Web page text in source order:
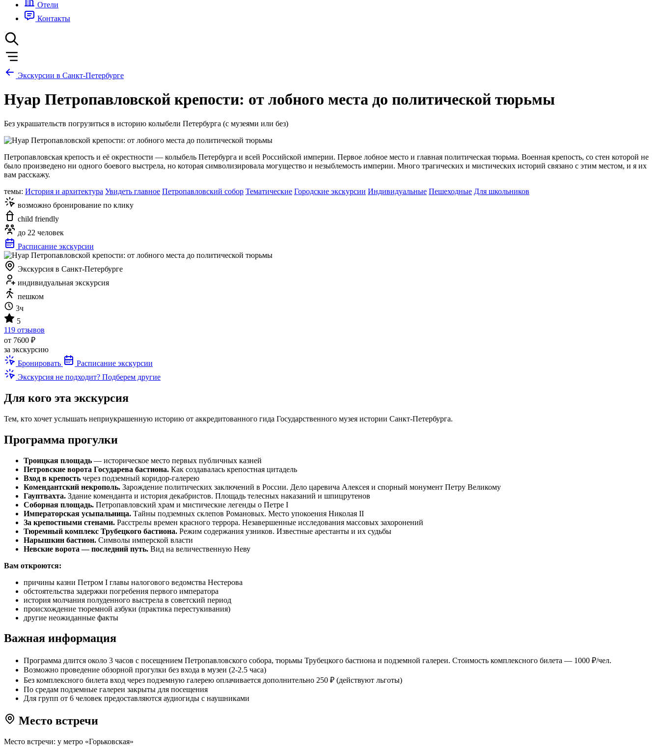
Отели
Контакты
Экскурсии в Санкт-Петербурге
Нуар Петропавловской крепости: от лобного места до политической тюрьмы
Без украшательств погрузиться в историю колыбели Петербурга (с музеями или без)
Петропавловская крепость и её окрестности — колыбель Петербурга и всей Российской империи. Первое лобное место и главная политическая тюрьма. Военная крепость, со стен которой не
было произведено ни одного боевого выстрела, но которая символизировала могущество и незыблемость империи. Много трагических и мистических историй связано с этим местом, и я их
вам расскажу.
темы: История и архитектура Увидеть главное Петропавловский собор Тематические Городские экскурсии Индивидуальные Пешеходные Для школьников
возможно бронирование по клику
child friendly
до 22 человек
Расписание экскурсии
Экскурсия в Санкт-Петербурге
индивидуальная экскурсия
пешком
3ч
5
119 отзывов
от 7600 ₽
за экскурсию
Бронировать
Расписание экскурсии
Экскурсия не подходит? Подберем другие
Для кого эта экскурсия
Тем, кто хочет услышать неприукрашенную историю от аккредитованного гида Государственного музея истории Санкт-Петербурга.
Программа прогулки
Троицкая площадь — историческое место первых публичных казней
Петровские ворота Государева бастиона. Как создавалась крепостная цитадель
Вход в крепость через подземный коридор-галерею
Комендантский некрополь. Зарождение политических заключений в России. Дело царевича Алексея и спорный монумент Петру Великому
Гауптвахта. Здание коменданта и история декабристов. Площадь телесных наказаний и шпицрутенов
Соборная площадь. Петропавловский храм и мистические легенды о Петре I
Императорская усыпальница. Тайны подземных склепов Романовых. Место упокоения Николая II
За крепостными стенами. Расстрелы времен красного террора. Незавершенные исследования массовых захоронений
Тюремный комплекс Трубецкого бастиона. Режим содержания узников. Известные арестанты и их судьбы
Нарышкин бастион. Символы имперской власти
Невские ворота — последний путь. Вид на величественную Неву
Вам откроются:
причины казни Петром I главы налогового ведомства Нестерова
обстоятельства задержки погребения первого императора
история молчания полуденного выстрела в советский период
происхождение тюремной азбуки (практика перестукивания)
другие неожиданные факты
Важная информация
Программа длится около 3 часов с посещением Петропавловского собора, тюрьмы Трубецкого бастиона и подземной галереи. Стоимость комплексного билета — 1000 ₽/чел.
Возможно проведение обзорной прогулки без входа в музеи (2-2.5 часа)
Без комплексного билета вход через подземную галерею оплачивается дополнительно 250 ₽ (действуют льготы)
По средам подземные галереи закрыты для посещения
Для групп от 6 человек предоставляются аудиогиды с наушниками
Место встречи
Место встречи: у метро «Горьковская»